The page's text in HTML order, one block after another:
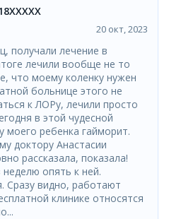
20 окт, 2023
получали лечение в
лечили вообще не то
что моему коленку нужен
больнице этого не
к ЛОРу, лечили просто
в этой чудесной
моего ребенка гайморит.
доктору Анастасии
рассказала, показала!
опять к ней.
Сразу видно, работают
клинике относятся